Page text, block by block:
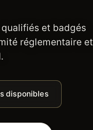
et badgés
réglementaire et
disponibles